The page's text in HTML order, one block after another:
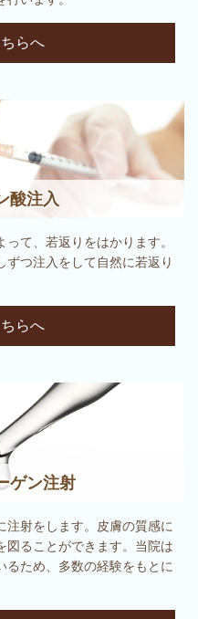
らへ
酸注入
て、若返りをはかります。
つ注入をして自然に若返り
らへ
ゲン注射
注射をします。皮膚の質感に
図ることができます。当院は
るため、多数の経験をもとに